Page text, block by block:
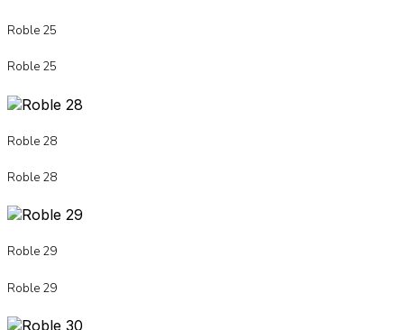
Roble 25
Roble 25
Roble 28
Roble 28
Roble 29
Roble 29